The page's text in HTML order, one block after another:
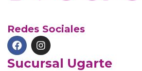
Redes Sociales
Sucursal Ugarte